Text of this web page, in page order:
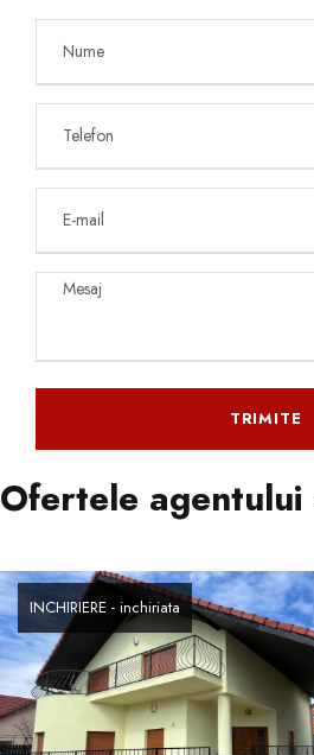
Ofertele agentului
INCHIRIERE - inchiriata